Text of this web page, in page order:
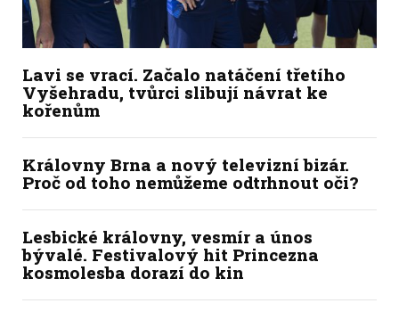
Lavi se vrací. Začalo natáčení třetího
Vyšehradu, tvůrci slibují návrat ke
kořenům
Královny Brna a nový televizní bizár.
Proč od toho nemůžeme odtrhnout oči?
Lesbické královny, vesmír a únos
bývalé. Festivalový hit Princezna
kosmolesba dorazí do kin